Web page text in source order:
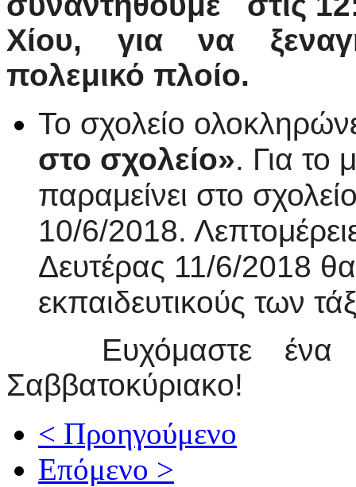
Χίου, για να
πολεμικό πλοίο.
Το σχολείο
στο σχολείο». Για το
παραμείνει στο
10/6/2018.
Δευτέρας 11/6/2018
εκπαιδευτικούς των
Ευχόμαστε ένα
Σαββατοκύριακο!
< Προηγούμενο
Επόμενο >